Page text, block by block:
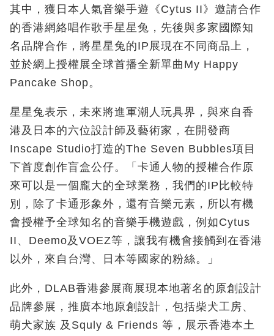
其中，獲日本人氣音樂手遊《Cytus II》邀請合作
的香港網絡唱作歌手星星兔，先後與多家國際知
名品牌合作，將星星兔的IP展現在不同商品上，
並於網上授權展全球首播全新單曲My Happy
Pancake Shop。
星星兔表示，未來將進軍潮人玩具界，與來自香
港及日本的六位設計師及藝術家，在開發商
Inscape Studio打造的The Seven Bubbles項目
下首度創作盲盒公仔。「卡通人物的授權合作原
來可以是一個龐大的全球業務，我們的IP比較特
別，除了卡通形象外，還有音樂元素，所以有機
會授權予全球知名的音樂手機遊戲，例如Cytus
II、Deemo及VOEZ等，讓我有機會接觸到在香港
以外，來自台灣、日本等國家的粉絲。」
此外，DLAB香港參展商展現本地著名的原創設計
品牌參展，推廣本地原創設計，包括柴犬工房、
萌犬家族 及Squly & Friends 等，展示香港本土